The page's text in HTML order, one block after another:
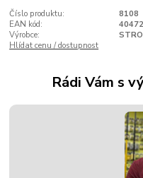
Číslo produktu:
8108
EAN kód:
Výrobce:
Hlídat cenu / dostupnost
Rádi Vám s